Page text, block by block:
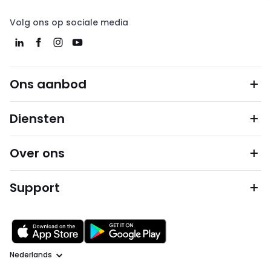
Volg ons op sociale media
Ons aanbod
Diensten
Over ons
Support
Taal